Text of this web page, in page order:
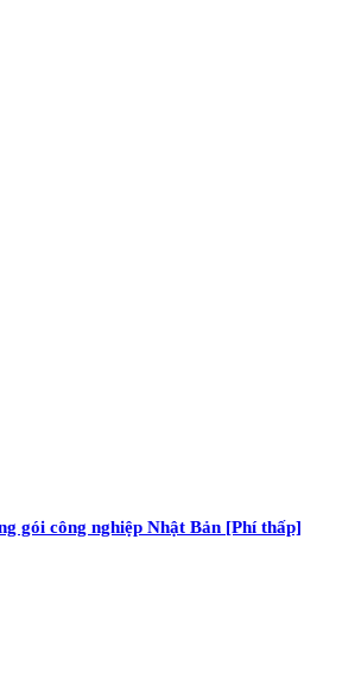
gói công nghiệp Nhật Bản [Phí thấp]